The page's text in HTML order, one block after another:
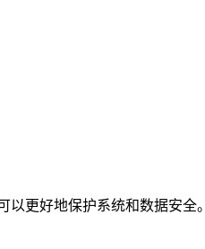
更好地保护系统和数据安全。